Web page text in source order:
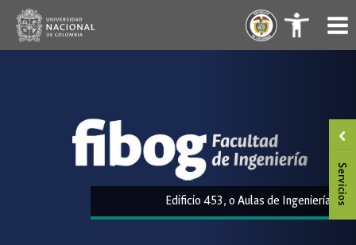
Saltar
contenido
. .
Edificio 453, o Aulas de Ingeniería